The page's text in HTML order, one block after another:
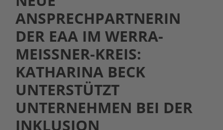
ANSPRECHPARTNERIN
DER EAA IM WERRA-
MEISSNER-KREIS: K
ATHARINA BECK U
NTERSTÜTZT U
NTERNEHMEN BEI DER I
NKLUSION